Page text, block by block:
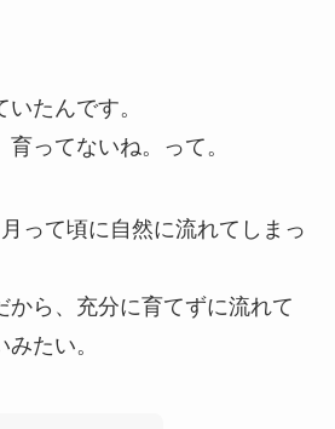
たんです。
ってないね。って。
って頃に自然に流れてしまっ
から、充分に育てずに流れて
たい。